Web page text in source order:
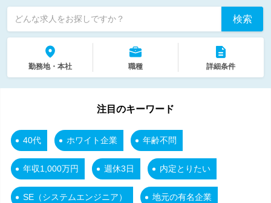
どんな求人をお探しですか？ 検索
勤務地・本社 職種 詳細条件
注目のキーワード
40代 ホワイト企業 年齢不問
年収1,000万円 週休3日 内定とりたい
SE（システムエンジニア） 地元の有名企業